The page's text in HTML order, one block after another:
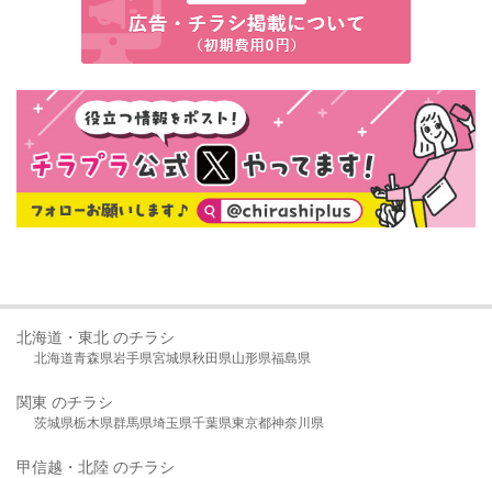
北海道・東北 のチラシ
北海道青森県岩手県宮城県秋田県山形県福島県
関東 のチラシ
茨城県栃木県群馬県埼玉県千葉県東京都神奈川県
甲信越・北陸 のチラシ